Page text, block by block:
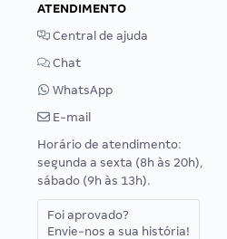
ATENDIMENTO
Central de ajuda
Chat
WhatsApp
E-mail
Horário de atendimento:
segunda a sexta (8h às 20h),
sábado (9h às 13h).
Foi aprovado?
Envie-nos a sua história!